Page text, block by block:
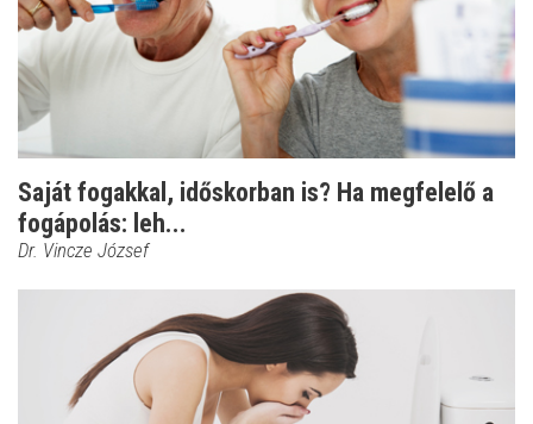
Saját fogakkal, időskorban is? Ha megfelelő a
fogápolás: leh...
Dr. Vincze József